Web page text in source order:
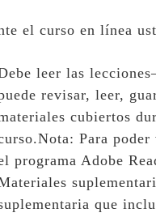
el curso en línea
leer las
revisar, leer,
cubiertos
Para
programa Adobe
que